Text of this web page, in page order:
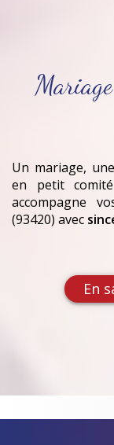
Un mariage,
en petit
accompagne
(93420) avec
En